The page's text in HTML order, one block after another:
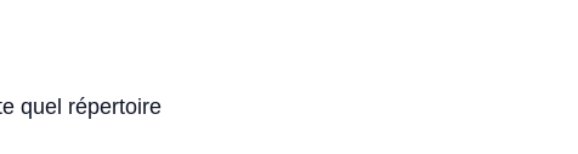
quel répertoire